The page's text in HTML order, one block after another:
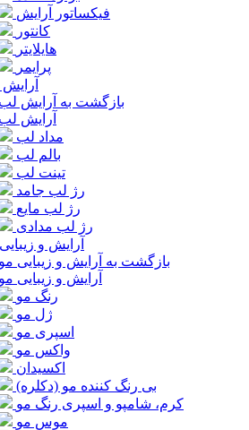
فیکساتور آرایش
کانتور
هایلایتر
پرایمر
بازگشت به آرایش لب
آرایش لب
مداد لب
بالم لب
تینت لب
رژ لب جامد
رژ لب مایع
رژ لب مدادی
آرایش و
بازگشت به آرایش و زیبایی مو
آرایش و زیبایی مو
رنگ مو
ژل مو
اسپری مو
واکس مو
اکسیدان
بی رنگ کننده مو (دکلره)
کرم، شامپو و اسپری رنگ مو
موس مو